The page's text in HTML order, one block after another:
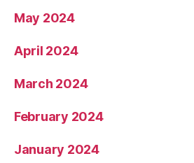
May 2024
April 2024
March 2024
February 2024
January 2024